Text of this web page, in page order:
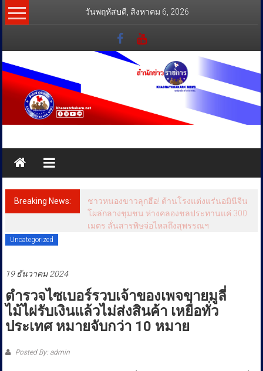
Skip
to
วันพฤหัสบดี, สิงหาคม 6, 2026
สำนัก
ข่าว
ราชการ
ทุกข์
เคียง
ประชาชน
Breaking News:
ชาวหนองขาวลุกฮือ! ต้านโรงแต่งแร่นอมินีจีน
โผล่กลางชุมชน ห่างคลองชลประทานแค่ 300
เมตร ลั่นสารพิษจ่อไหลถึงสุพรรณฯ
Uncategorized
19 ธันวาคม 2024
ตำรวจไซเบอร์รวบเจ้าของเพจขายมูลี่
ไม้ไผ่รับเงินแล้วไม่ส่งสินค้า เหยื่อทั่ว
ประเทศ หมายจับกว่า 10 หมาย
Posted By: admin